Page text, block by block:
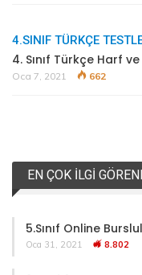
4.SINIF TÜRKÇE
4. Sınıf Türkçe Harf
Oca 7, 2021 662
EN ÇOK İLGI
5.Sınıf Online
Oca 31, 2021 8.802